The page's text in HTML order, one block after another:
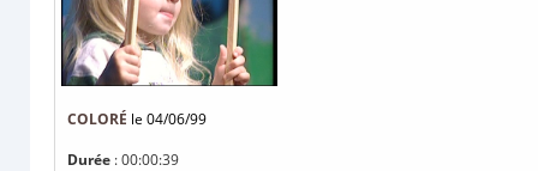
COLORÉ le 04/06/99
Durée : 00:00:39